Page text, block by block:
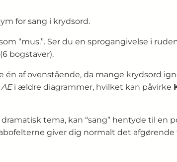
for sang i krydsord.
“mus.”. Ser du en sprogangivelse i ruden
bogstaver).
af ovenstående, da mange krydsord
AEi ældre diagrammer, hvilket kan påvirke
tema, kan “sang” hentyde til en
giver dig normalt det